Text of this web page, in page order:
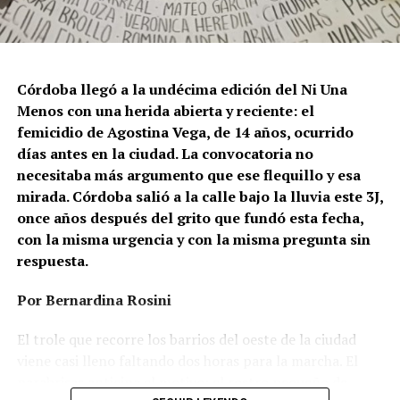
Ganar la vida: La historia de (no)
Córdoba llegó a la undécima edición del Ni Una
Menos con una herida abierta y reciente: el
femicidio de Agostina Vega, de 14 años, ocurrido
días antes en la ciudad. La convocatoria no
necesitaba más argumento que ese flequillo y esa
mirada. Córdoba salió a la calle bajo la lluvia este 3J,
once años después del grito que fundó esta fecha,
con la misma urgencia y con la misma pregunta sin
respuesta.
Por Bernardina Rosini
El trole que recorre los barrios del oeste de la ciudad